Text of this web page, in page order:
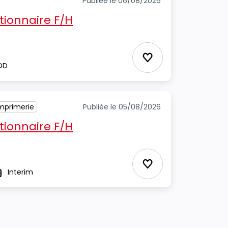
F/H
Ajouter aux
Publiée le 05/08/2026
F/H
Interim Ajouter aux